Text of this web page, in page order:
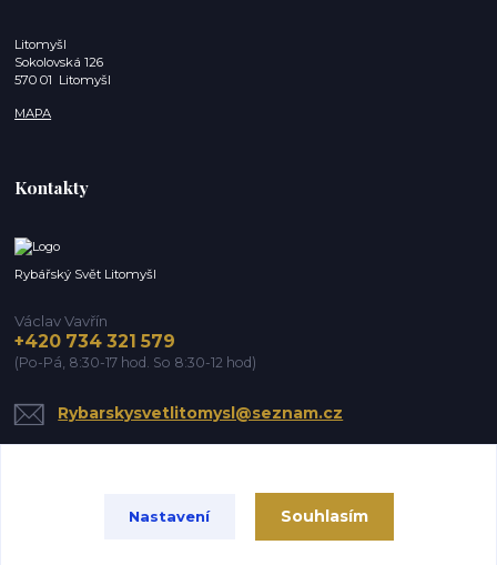
Litomyšl
Sokolovská 126
570 01 Litomyšl
MAPA
Kontakty
Rybářský Svět Litomyšl
Václav Vavřín
+420 734 321 579
(Po-Pá, 8:30-17 hod. So 8:30-12 hod)
Rybarskysvetlitomysl@seznam.cz
Nastavení Souhlasím